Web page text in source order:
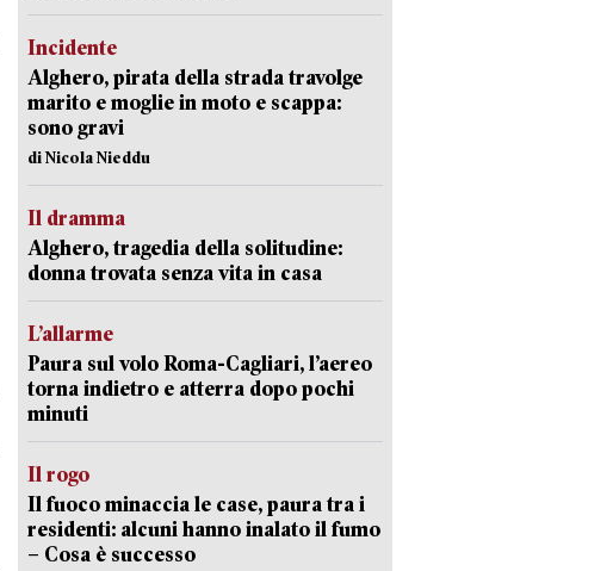
Incidente
Alghero, pirata della strada travolge
marito e moglie in moto e scappa:
sono gravi
di Nicola Nieddu
Il dramma
Alghero, tragedia della solitudine:
donna trovata senza vita in casa
L’allarme
Paura sul volo Roma-Cagliari, l’aereo
torna indietro e atterra dopo pochi
minuti
Il rogo
Il fuoco minaccia le case, paura tra i
residenti: alcuni hanno inalato il fumo
– Cosa è successo